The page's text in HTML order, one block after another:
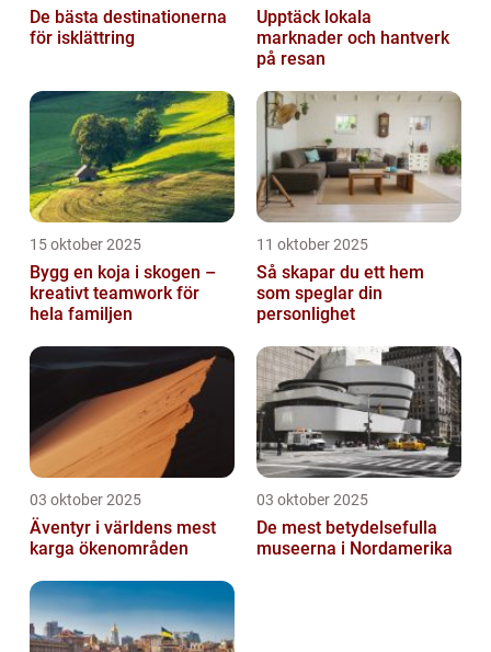
De bästa destinationerna
för isklättring
Upptäck lokala
marknader och hantverk
på resan
15 oktober 2025
Bygg en koja i skogen –
kreativt teamwork för
hela familjen
11 oktober 2025
Så skapar du ett hem
som speglar din
personlighet
03 oktober 2025
Äventyr i världens mest
karga ökenområden
03 oktober 2025
De mest betydelsefulla
museerna i Nordamerika